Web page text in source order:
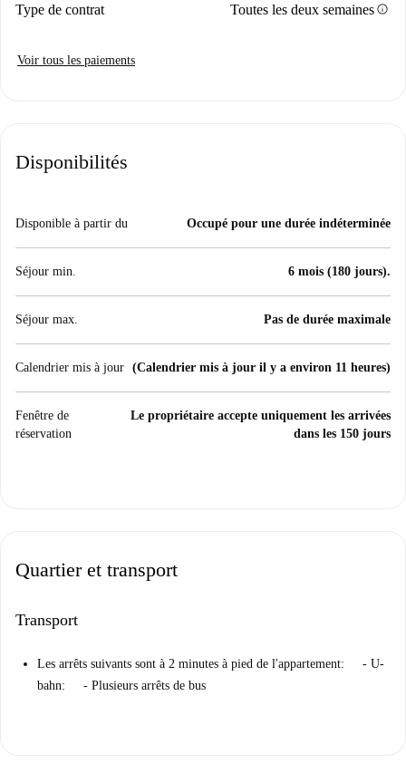
Type de contrat Toutes les deux semainesinfo
Voir tous les paiements
Disponibilités
Disponible à partir du Occupé pour une durée indéterminée
Séjour min. 6 mois (180 jours).
Séjour max. Pas de durée maximale
Calendrier mis à jour (Calendrier mis à jour il y a environ 11 heures)
Fenêtre de
réservation
Le propriétaire accepte uniquement les arrivées
dans les 150 jours
Quartier et transport
Transport
Les arrêts suivants sont à 2 minutes à pied de l'appartement: - U-
bahn: - Plusieurs arrêts de bus